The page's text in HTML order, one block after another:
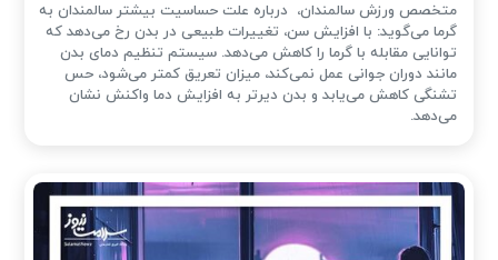
متخصص ورزش سالمندان، درباره علت حساسیت بیشتر سالمندان به
گرما می‌گوید: با افزایش سن، تغییرات طبیعی در بدن رخ می‌دهد که
توانایی مقابله با گرما را کاهش می‌دهد. سیستم تنظیم دمای بدن
مانند دوران جوانی عمل نمی‌کند، میزان تعریق کمتر می‌شود، حس
تشنگی کاهش می‌یابد و بدن دیرتر به افزایش دما واکنش نشان
می‌دهد.